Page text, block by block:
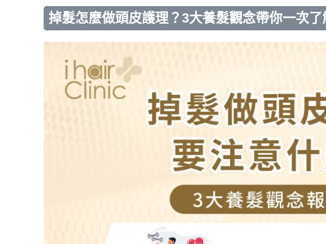
掉髮怎麼做頭皮護理？3大養髮觀念帶你一次了